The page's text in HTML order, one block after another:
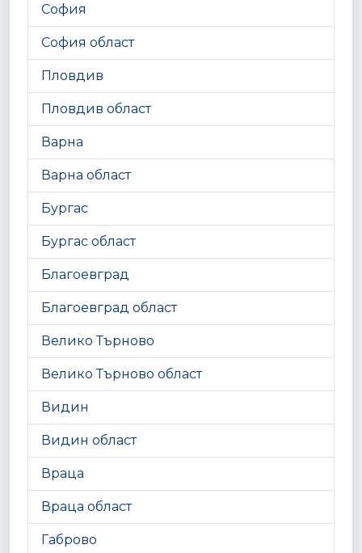
София
София област
Пловдив
Пловдив област
Варна
Варна област
Бургас
Бургас област
Благоевград
Благоевград област
Велико Търново
Велико Търново област
Видин
Видин област
Враца
Враца област
Габрово